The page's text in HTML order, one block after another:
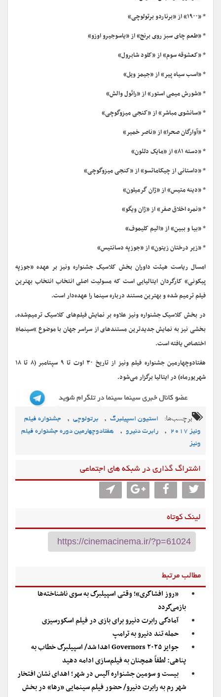
* «۱۹۰۰» از «برناردو برتولوچی»
* «طعم چای سبز روی برنج» از «یاسوجیرو اوزو»
* «کعشوقه سوم» از «کلود شابرول»
* «اسب سیاه پیر» از «جیمز ویل»
* «شورش میمی استور» از «رائول والش»
* «سانشوی مباشر» از «کنجی میزوگوچی»
* «آوارگان صحرا» از «ناصر خمیر»
* «دسته ۸۱» از «مایک دلئون»
* «داستانی از چیکاماتسو» از «کنجی میزوگوچی»
* «دینه متیس» از «ژان گرمیلون»
* «نمره اخلاق صفر» از «ژان ویگو»
* «بیا و ببین» از «الیم کلیموف»
* «زیر درختان زیتون» از «جوزپه دسانتیس»
امسال ریاست هیئت داوران بخش کلاسیک جشنواره ونیز بر عهده «جوزپه
پیکونی» کارگردان ایتالیایی است که مسولیت اصلی انتخاب انتخاب بهترین
فیلم ترمیم شده و بهترین مستند درباره سینما را عهده‌دار است.
در بخش کلاسیک جشنواره ونیز علاوه بر نمایش فیلم‌های کلاسیک ترمیم‌شده،
بخشی نیز به نمایش جدیدترین مستندهای از سراسر جهان با موضوع “سینما”
اختصاص یافته است.
هفتادوچهارمین جشنواره فیلم ونیز از تاریخ ۳۰ اوت تا ۹ سپتامبر (۸ تا ۱۸
شهریورماه) در ایتالیا برگزار می‌شود.
برچسب‌ها: استیون اسپیلبرگ , برتولوچی ,
جشنواره فیلم
ونیز ۲۰۱۷
, رابرت دنیرو ,
هفتادوچهارمین دوره جشنواره فیلم
ونیز
اشتراگ گذاری در شبکه های اجتماعی
لینک کوتاه
مطالب مرتبط
«روز افشاگری»؛ وقتی اسپیلبرگ به سوی ناشناخته‌ها
بازمی‌گردد
آمادگی رابرت دنیرو برای بازی در فیلم اسکورسیزی
حمله تند دنیرو به ترامپ
جوایز Governors ۲۰۲۵ اهدا شد/ اسپیلبرگ خطاب به
پناهی: لطفاً همچنان به فیلم‌سازی ادامه دهید
بیست‌ و سومین جشنواره آلیس در شهر؛ اهدای نشان افتخار
شهر رم به رابرت دنیرو/ حضور فیلم سینمایی «رها» در بخش